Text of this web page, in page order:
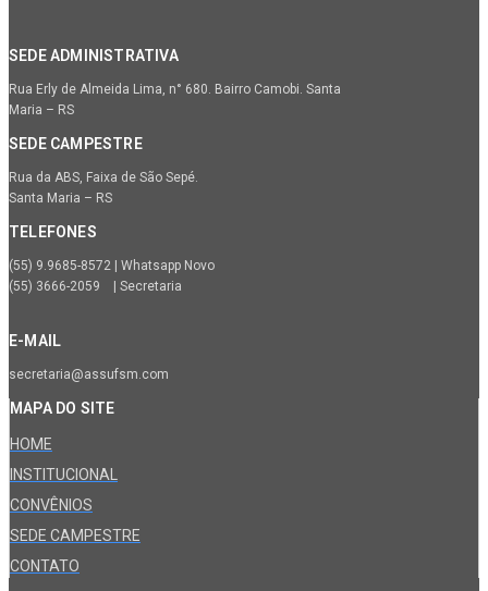
SEDE ADMINISTRATIVA
Rua Erly de Almeida Lima, n° 680. Bairro Camobi. Santa
Maria – RS
SEDE CAMPESTRE
Rua da ABS, Faixa de São Sepé.
Santa Maria – RS
TELEFONES
(55) 9.9685-8572 | Whatsapp Novo
(55) 3666-2059 | Secretaria
E-MAIL
secretaria@assufsm.com
MAPA DO SITE
HOME
INSTITUCIONAL
CONVÊNIOS
SEDE CAMPESTRE
CONTATO